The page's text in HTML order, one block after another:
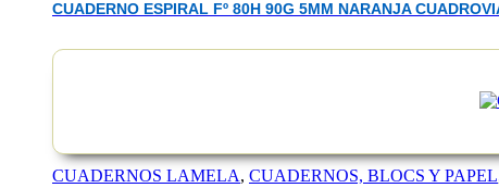
CUADERNO ESPIRAL Fº 80H 90G 5MM NARANJA
CUADERNOS LAMELA, CUADERNOS, BLOCS Y PAPEL